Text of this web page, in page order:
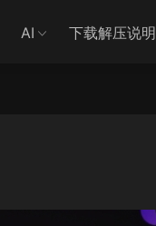
AI 下载解压说明